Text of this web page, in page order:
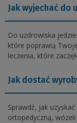
Jak wyjechać do
Do uzdrowiska
które poprawią
leczenia, które
Jak dostać
Sprawdź, jak
ortopedyczną,